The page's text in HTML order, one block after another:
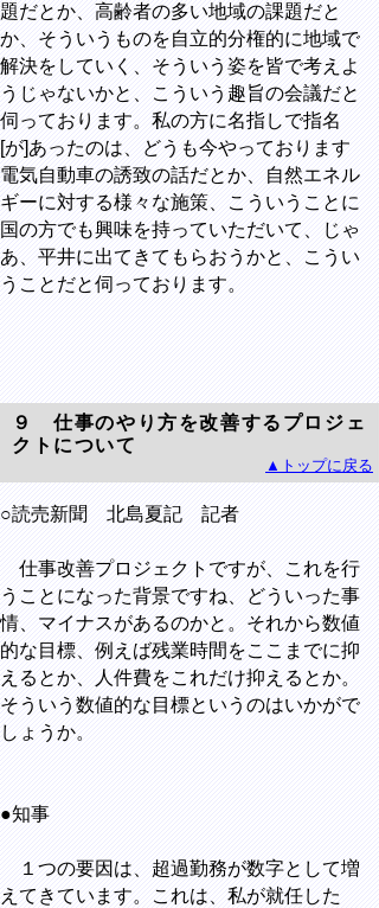
題だとか、高齢者の多い地域の課題だと
か、そういうものを自立的分権的に地域で
解決をしていく、そういう姿を皆で考えよ
うじゃないかと、こういう趣旨の会議だと
伺っております。私の方に名指しで指名
[が]あったのは、どうも今やっております
電気自動車の誘致の話だとか、自然エネル
ギーに対する様々な施策、こういうことに
国の方でも興味を持っていただいて、じゃ
あ、平井に出てきてもらおうかと、こうい
うことだと伺っております。
９ 仕事のやり方を改善するプロジェ
クトについて
▲トップに戻る
○読売新聞 北島夏記 記者
仕事改善プロジェクトですが、これを行
うことになった背景ですね、どういった事
情、マイナスがあるのかと。それから数値
的な目標、例えば残業時間をここまでに抑
えるとか、人件費をこれだけ抑えるとか。
そういう数値的な目標というのはいかがで
しょうか。
●知事
１つの要因は、超過勤務が数字として増
えてきています。これは、私が就任した